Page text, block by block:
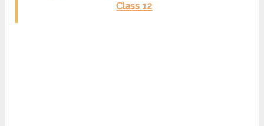
Class 12